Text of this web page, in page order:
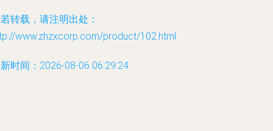
转载，请注明出处：
www.zhzxcorp.com/product/102.html
时间：2026-08-06 06:29:24